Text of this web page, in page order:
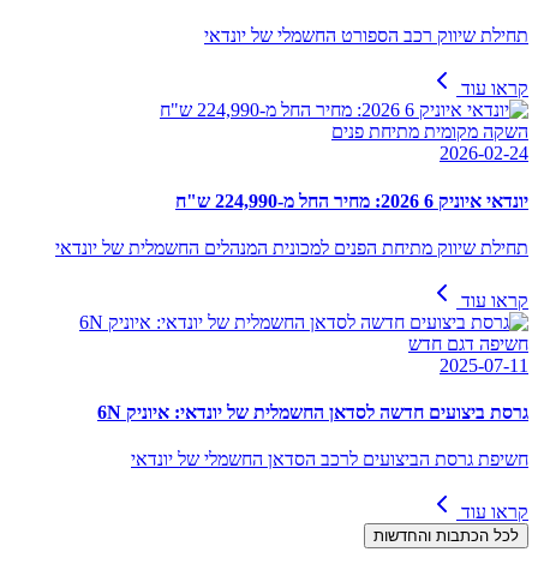
תחילת שיווק רכב הספורט החשמלי של יונדאי
קראו עוד
השקה מקומית מתיחת פנים
2026-02-24
יונדאי איוניק 6 2026: מחיר החל מ-224,990 ש"ח
תחילת שיווק מתיחת הפנים למכונית המנהלים החשמלית של יונדאי
קראו עוד
חשיפה דגם חדש
2025-07-11
גרסת ביצועים חדשה לסדאן החשמלית של יונדאי: איוניק 6N
חשיפת גרסת הביצועים לרכב הסדאן החשמלי של יונדאי
קראו עוד
לכל הכתבות והחדשות